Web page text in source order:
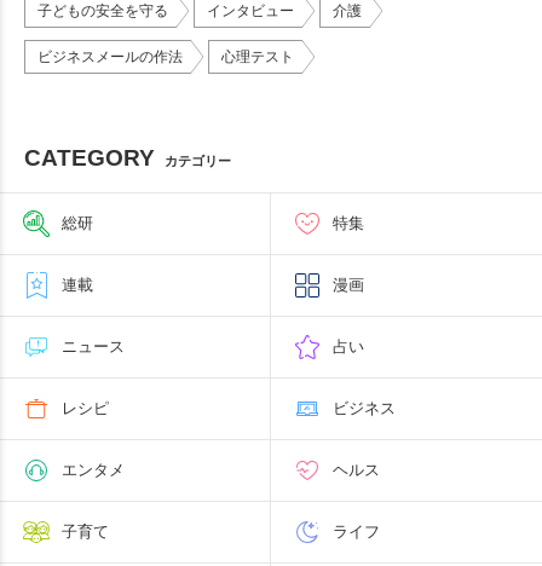
子どもの安全を守る インタビュー 介護
ビジネスメールの作法 心理テスト
CATEGORY カテゴリー
総研 特集
連載 漫画
ニュース 占い
レシピ ビジネス
エンタメ ヘルス
子育て ライフ